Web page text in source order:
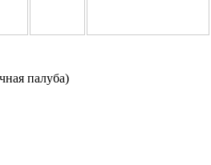
палуба)